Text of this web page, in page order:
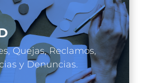
Quejas, Reclamos,
y Denuncias.